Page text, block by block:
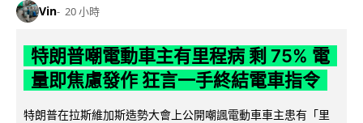
Vin 20 小時
特朗普嘲電動車主有里程病 剩 75% 電
量即焦慮發作 狂言一手終結電車指令
特朗普在拉斯維加斯造勢大會上公開嘲諷電動車車主患有「里